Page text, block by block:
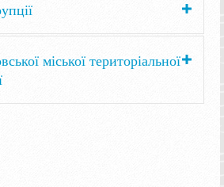
міської територіальної